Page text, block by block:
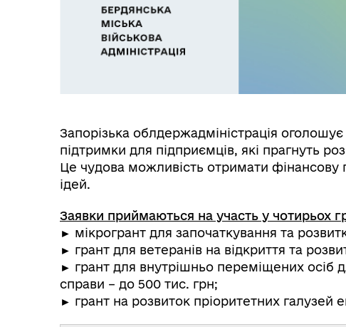
Запорізька облдержадміністрація
підтримки для підприємців, які прагнуть
Це чудова можливість отримати фінансову
ідей.
Заявки приймаються на участь у чотирьох
► мікрогрант для започаткування та
► грант для ветеранів на відкриття та
► грант для внутрішньо переміщених осіб
справи – до 500 тис. грн;
► грант на розвиток пріоритетних галузей